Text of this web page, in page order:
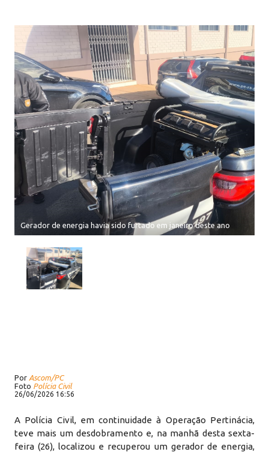
Gerador de energia havia sido furtado em janeiro deste ano
Por Ascom/PC
Foto Polícia Civil
26/06/2026 16:56
A Polícia Civil, em continuidade à Operação Pertinácia,
teve mais um desdobramento e, na manhã desta sexta-
feira (26), localizou e recuperou um gerador de energia,